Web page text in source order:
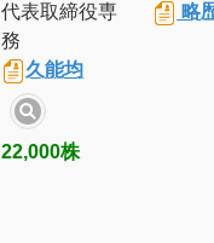
代表取締役専
務
久能均
22,000株
略